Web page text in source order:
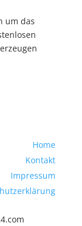
um das
Home
Kontakt
Impressum